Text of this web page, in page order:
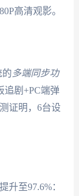
高清观影。
的 多端同步功
追剧+PC端弹
证明，6台设
升至97.6%：